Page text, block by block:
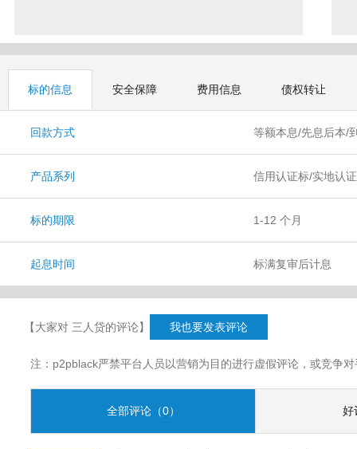
标的信息 安全保障 费用信息 债权转让
回款方式 等额本息/先息后本/
产品系列 信用认证标/实地认
标的期限 1-12 个月
起息时间 标满复审后计息
【大家对 三人贷的评论】 我也要发表评论
注：p2pblack严禁平台人员以营销为目的进行虚假评论，或竞争
全部评论（0） 好